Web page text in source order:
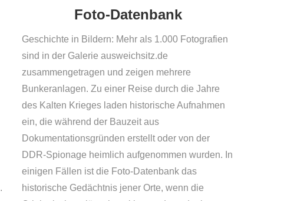
Foto-Datenbank
Geschichte in Bildern: Mehr als 1.000 Fotografien
sind in der Galerie ausweichsitz.de
zusammengetragen und zeigen mehrere
Bunkeranlagen. Zu einer Reise durch die Jahre
des Kalten Krieges laden historische Aufnahmen
ein, die während der Bauzeit aus
Dokumentationsgründen erstellt oder von der
DDR-Spionage heimlich aufgenommen wurden. In
einigen Fällen ist die Foto-Datenbank das
historische Gedächtnis jener Orte, wenn die